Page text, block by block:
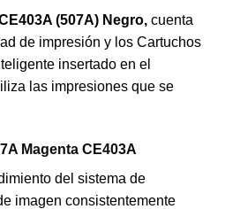
(507A) Negro, cuenta
de impresión y los Cartuchos
insertado en el
las impresiones que se
Magenta CE403A
del sistema de
imagen consistentemente